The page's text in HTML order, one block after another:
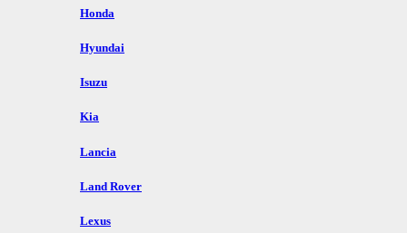
Honda
Hyundai
Isuzu
Kia
Lancia
Land Rover
Lexus